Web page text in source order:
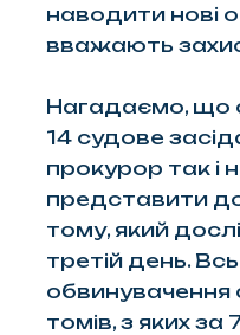
наводити нові
вважають
Нагадаємо, що
14 судове
прокурор так і
представити до
тому, який
третій день.
томів, з яких за